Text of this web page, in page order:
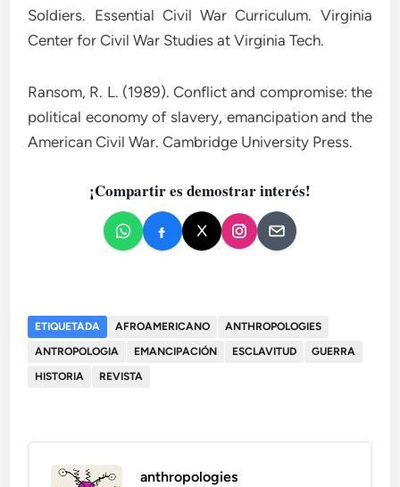
Soldiers. Essential Civil War Curriculum. Virginia
Center for Civil War Studies at Virginia Tech.
Ransom, R. L. (1989). Conflict and compromise: the
political economy of slavery, emancipation and the
American Civil War. Cambridge University Press.
¡Compartir es demostrar interés!
ETIQUETADA AFROAMERICANO
ANTHROPOLOGIES
ANTROPOLOGIA
EMANCIPACIÓN ESCLAVITUD
GUERRA
HISTORIA
REVISTA
anthropologies